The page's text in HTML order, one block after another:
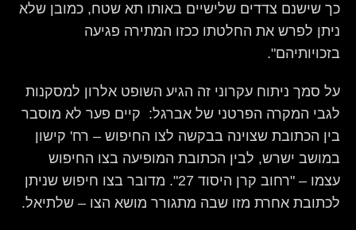
כך שישנם צדדים שלישיים באותו תא שטח, כמובן שלא
ניתן לפרש את החלטתו ככזו המתירה פגיעה
בזכויותיהם".
על סמך ניתוח עקרוני זה הגיע השופט אלרון למסקנות
לגבי המקרה הפרטני של אברגל: קיים פער לא מוסבר
בין הכתובת שצוינה בבקשה לצו החיפוש – רח' קישון
במושב ישרש, לבין הכתובת המופיעה בצו החיפוש
עצמו – "רחוב קרן היסוד 27". מדובר בצו חיפוש שניתן
לכתובת אחרת מזו שבה מתגורר מושא הצו – שלתיאל.